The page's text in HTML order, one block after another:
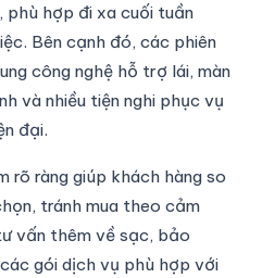
phù hợp đi xa cuối tuần
Bên cạnh đó, các phiên
công nghệ hỗ trợ lái, màn
và nhiều tiện nghi phục vụ
đại.
rõ ràng giúp khách hàng so
tránh mua theo cảm
vấn thêm về sạc, bảo
gói dịch vụ phù hợp với